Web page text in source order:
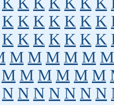
K K K K K K K
K K K K K K K
M M M M M M
M M M M M M
N N N N N N N